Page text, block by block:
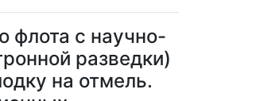
флота с научно-
разведки)
на отмель.